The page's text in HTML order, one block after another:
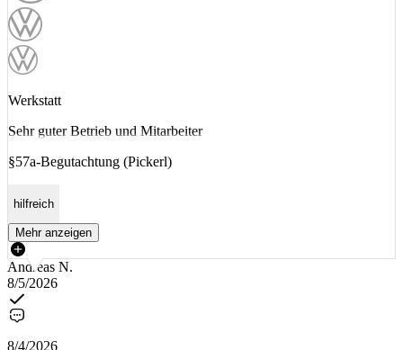
Werkstatt
Sehr guter Betrieb und Mitarbeiter
§57a-Begutachtung (Pickerl)
hilfreich
Mehr anzeigen
Andreas N.
8/5/2026
8/4/2026